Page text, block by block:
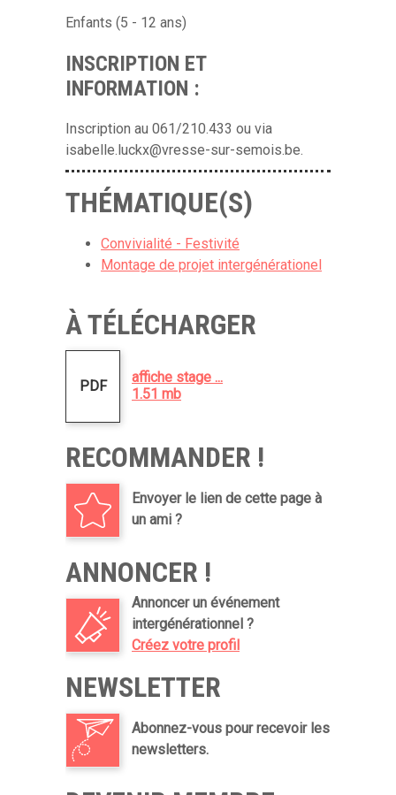
Enfants (5 - 12 ans)
INSCRIPTION ET
INFORMATION :
Inscription au 061/210.433 ou via
isabelle.luckx@vresse-sur-semois.be.
THÉMATIQUE(S)
Convivialité - Festivité
Montage de projet intergénérationel
À TÉLÉCHARGER
PDF
affiche stage ...
1.51 mb
RECOMMANDER !
Envoyer le lien de cette page à
un ami ?
ANNONCER !
Annoncer un événement
intergénérationnel ?
Créez votre profil
NEWSLETTER
Abonnez-vous pour recevoir les
newsletters.